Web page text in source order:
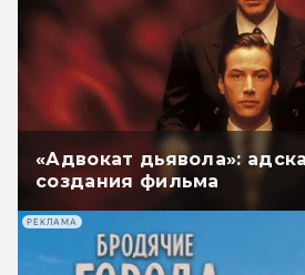
«Адвокат дьявола»:
создания фильма
РЕКЛАМА